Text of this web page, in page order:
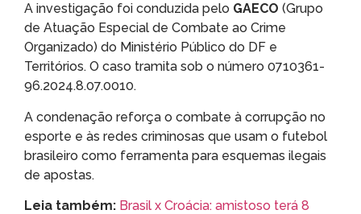
A investigação foi conduzida pelo GAECO (Grupo
de Atuação Especial de Combate ao Crime
Organizado) do Ministério Público do DF e
Territórios. O caso tramita sob o número 0710361-
96.2024.8.07.0010.
A condenação reforça o combate à corrupção no
esporte e às redes criminosas que usam o futebol
brasileiro como ferramenta para esquemas ilegais
de apostas.
Leia também: Brasil x Croácia: amistoso terá 8